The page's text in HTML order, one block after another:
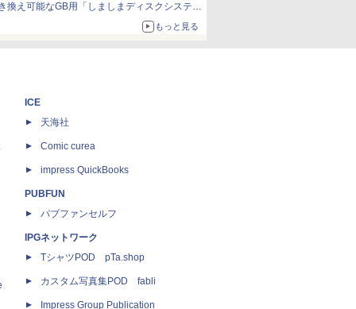
換え可能なGB用「しましまディスクシステ
もっと見る
ICE
天海社
Comic curea
impress QuickBooks
PUBFUN
パブファンセルフ
IPGネットワーク
TシャツPOD pTa.shop
カスタム写真集POD fabli
Impress Group Publication